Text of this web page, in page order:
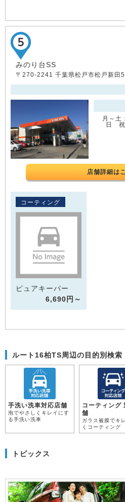
みのり台SS
〒270-2241 千葉県松戸市松戸新田
月～土
日 祝
店舗詳細は
コーティング
ピュアキーパー
6,690円～
ルート16柏TS周辺の目的別検索
手洗い洗車対応店舗
泡でやさしくキレイにす
る手洗い洗車
コーティング
舗
ガラス被膜でキ
くコーティング
トピックス